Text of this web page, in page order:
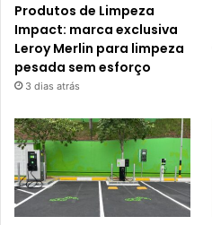
Produtos de Limpeza
Impact: marca exclusiva
Leroy Merlin para limpeza
pesada sem esforço
3 dias atrás